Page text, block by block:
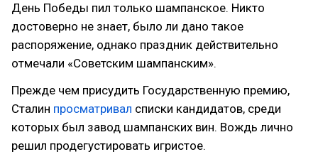
День Победы пил только шампанское. Никто
достоверно не знает, было ли дано такое
распоряжение, однако праздник действительно
отмечали «Советским шампанским».
Прежде чем присудить Государственную премию,
Сталин просматривал списки кандидатов, среди
которых был завод шампанских вин. Вождь лично
решил продегустировать игристое.